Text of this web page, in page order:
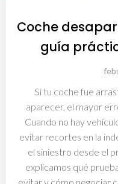
Coche
guía
Si tu coche fue
aparecer, el mayor
Cuando no hay
evitar recortes en la
el siniestro desde el
explicamos qué